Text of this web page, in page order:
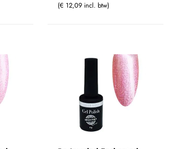
(€ 12,09 incl. btw)